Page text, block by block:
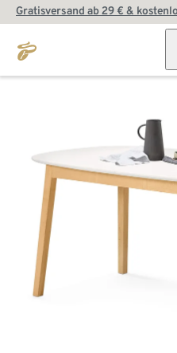
Gratisversand ab 29 € &